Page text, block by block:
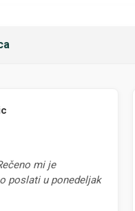
mi je
u ponedeljak